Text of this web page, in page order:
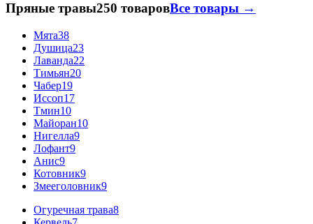
Пряные травы250 товаровВсе товары →
Мята38
Душица23
Лаванда22
Тимьян20
Чабер19
Иссоп17
Тмин10
Майоран10
Нигелла9
Лофант9
Анис9
Котовник9
Змееголовник9
Огуречная трава8